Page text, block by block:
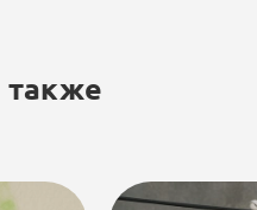
также